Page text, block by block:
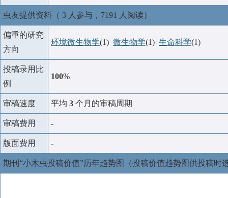
虫友提供资料（ 3 人参与，7191 人阅读）
偏重的研究
方向
环境微生物学(1) 微生物学(1) 生命科学(1)
投稿录用比
例
100%
审稿速度 平均 3 个月的审稿周期
审稿费用 -
版面费用 -
期刊“小木虫投稿价值”历年趋势图（投稿价值趋势图供投稿时